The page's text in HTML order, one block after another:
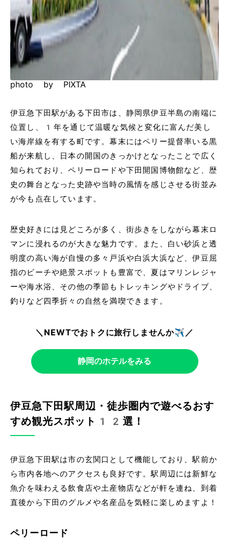
photo by PIXTA
伊豆急下田駅がある下田市は、静岡県伊豆半島の南端に
位置し、1年を通じて温暖な気候と変化に富んだ美し
い海岸線を有する町です。幕末にはペリー提督率いる黒
船が来航し、日本の開国のきっかけとなったことで広く
知られており、ペリーロードや下田開国博物館など、歴
史の舞台となった史跡や当時の風情を感じさせる街並み
が今も点在しています。
歴史好きには見どころが多く、街歩きをしながら幕末ロ
マンに浸れるのが大きな魅力です。また、白い砂浜と透
明度の高い海が自慢の多々戸浜や白浜大浜など、伊豆屈
指のビーチや絶景スポットも豊富で、夏はマリンレジャ
ーや海水浴、その他の季節もトレッキングやドライブ、
釣りなど四季折々の自然を満喫できます。
＼NEWTでおトクに旅行しませんか✈️／
静岡のホテルをみる
伊豆急下田駅周辺・徒歩圏内で遊べるおす
すめ観光スポット12選！
伊豆急下田駅は市の玄関口として機能しており、駅前か
ら市内各地へのアクセスも良好です。駅周辺には新鮮な
魚介を味わえる飲食店や土産物店などが軒を連ね、到着
直後から下田のグルメや名産品を気軽に楽しめますよ！
ペリーロード